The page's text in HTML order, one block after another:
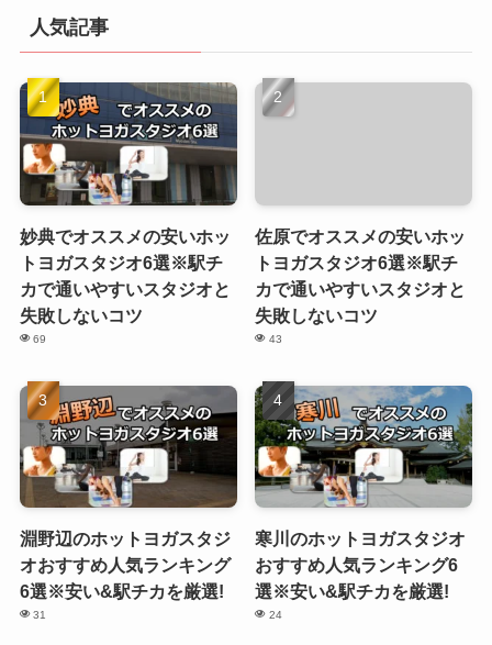
人気記事
妙典でオススメの安いホッ
トヨガスタジオ6選※駅チ
カで通いやすいスタジオと
失敗しないコツ
69
佐原でオススメの安いホッ
トヨガスタジオ6選※駅チ
カで通いやすいスタジオと
失敗しないコツ
43
淵野辺のホットヨガスタジ
オおすすめ人気ランキング
6選※安い&駅チカを厳選!
31
寒川のホットヨガスタジオ
おすすめ人気ランキング6
選※安い&駅チカを厳選!
24